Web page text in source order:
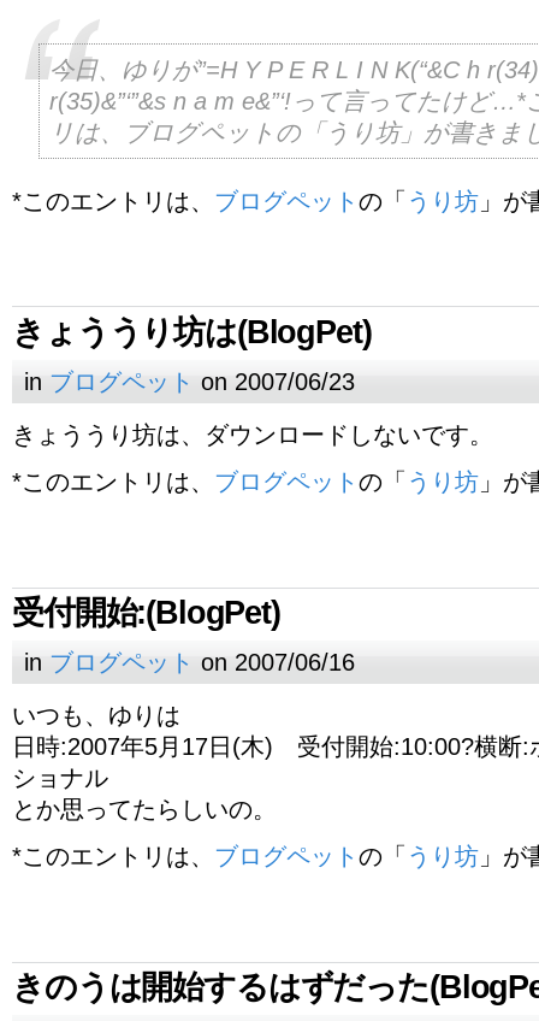
今日、ゆりが”=H Y P E R L I N K(“&C h
r(35)&”‘”&s n a m e&”‘!って言ってたけど
リは、ブログペットの「うり坊」が書きま
*このエントリは、 ブログペット の「 うり坊 」が
きょううり坊は(BlogPet)
in ブログペット on 2007/06/23
きょううり坊は、ダウンロードしないです。
*このエントリは、 ブログペット の「 うり坊 」が
受付開始:(BlogPet)
in ブログペット on 2007/06/16
いつも、ゆりは
日時:2007年5月17日(木) 受付開始:10:00?横断:
ショナル
とか思ってたらしいの。
*このエントリは、 ブログペット の「 うり坊 」が
きのうは開始するはずだった